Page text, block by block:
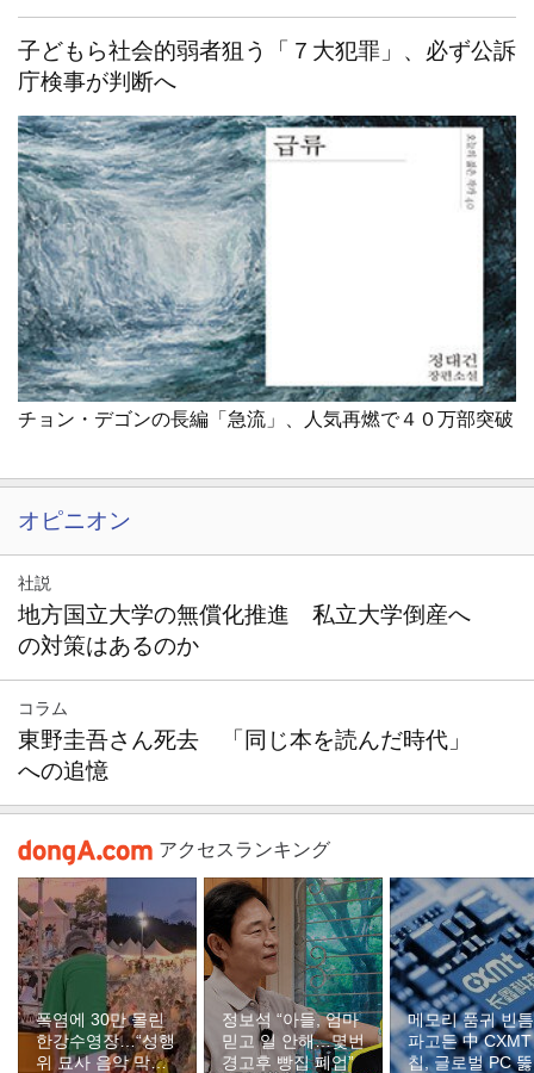
子どもら社会的弱者狙う「７大犯罪」、必ず公訴
庁検事が判断へ
チョン・デゴンの長編「急流」、人気再燃で４０万部突破
オピニオン
社説
地方国立大学の無償化推進 私立大学倒産へ
の対策はあるのか
コラム
東野圭吾さん死去 「同じ本を読んだ時代」
への追憶
アクセスランキング
폭염에 30만 몰린
한강수영장…“성행
위 묘사 음악 막아
정보석 “아들, 엄마
믿고 일 안해…몇번
경고후 빵집 폐업”
메모리 품귀 빈틈
파고든 中 CXMT
칩, 글로벌 PC